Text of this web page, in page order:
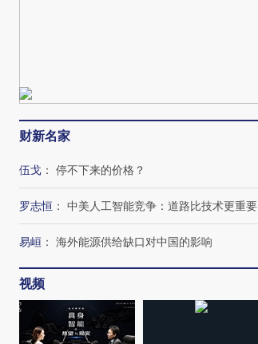
财新名家
伍戈 ： 停不下来的价格？
罗志恒 ： 中美人工智能竞争：道路比技术更重要
易峘 ： 海外能源供给缺口对中国的影响
视频